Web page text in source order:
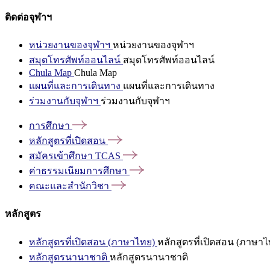
ติดต่อจุฬาฯ
หน่วยงานของจุฬาฯ หน่วยงานของจุฬาฯ
สมุดโทรศัพท์ออนไลน์ สมุดโทรศัพท์ออนไลน์
Chula Map Chula Map
แผนที่และการเดินทาง แผนที่และการเดินทาง
ร่วมงานกับจุฬาฯ ร่วมงานกับจุฬาฯ
การศึกษา
หลักสูตรที่เปิดสอน
สมัครเข้าศึกษา TCAS
ค่าธรรมเนียมการศึกษา
คณะและสำนักวิชา
หลักสูตร
หลักสูตรที่เปิดสอน (ภาษาไทย) หลักสูตรที่เปิดสอน (ภาษาไ
หลักสูตรนานาชาติ หลักสูตรนานาชาติ